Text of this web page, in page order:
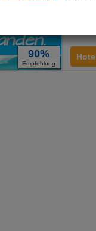
Cookies
90%
Empfehlung